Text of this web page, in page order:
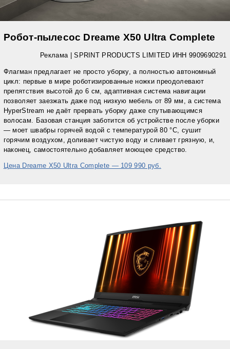
Робот-пылесос Dreame X50 Ultra Complete
Реклама |SPRINT PRODUCTS LIMITED ИНН 9909690291
Флагман предлагает не просто уборку, а полностью автономный
цикл: первые в мире роботизированные ножки преодолевают
препятствия высотой до 6 см, адаптивная система навигации
позволяет заезжать даже под низкую мебель от 89 мм, а система
HyperStream не даёт прервать уборку даже спутывающимся
волосам. Базовая станция заботится об устройстве после уборки
— моет швабры горячей водой с температурой 80 °C, сушит
горячим воздухом, доливает чистую воду и сливает грязную, и,
наконец, самостоятельно добавляет моющее средство.
Цена Dreame X50 Ultra Complete — 109 990 руб.